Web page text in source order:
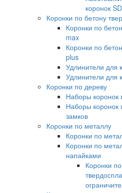
коронок
Коронки по бетону
Коронки по
max
Коронки по
plus
Удлинители для
Удлинители для
Коронки по дереву
Наборы коронок
Наборы коронок
замков
Коронки по металлу
Коронки по
Коронки по
напайками
Коронки